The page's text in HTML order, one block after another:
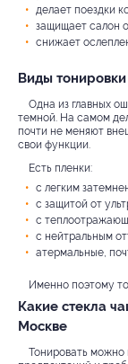
делает поездки
защищает салон
снижает
Виды
Одна из главных
темной. На самом
почти не меняют
свои функции.
Есть пленки:
с легким
с защитой от
с
с нейтральным
атермальные,
Именно поэтому
Какие стекла
Москве
Тонировать можно